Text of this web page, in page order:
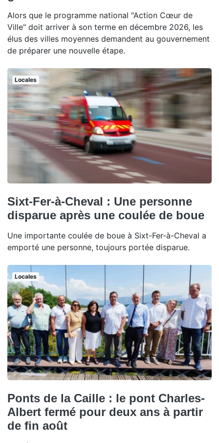
Alors que le programme national "Action Cœur de
Ville" doit arriver à son terme en décembre 2026, les
élus des villes moyennes demandent au gouvernement
de préparer une nouvelle étape.
Locales
Sixt-Fer-à-Cheval : Une personne
disparue après une coulée de boue
Une importante coulée de boue à Sixt-Fer-à-Cheval a
emporté une personne, toujours portée disparue.
Locales
Ponts de la Caille : le pont Charles-
Albert fermé pour deux ans à partir
de fin août